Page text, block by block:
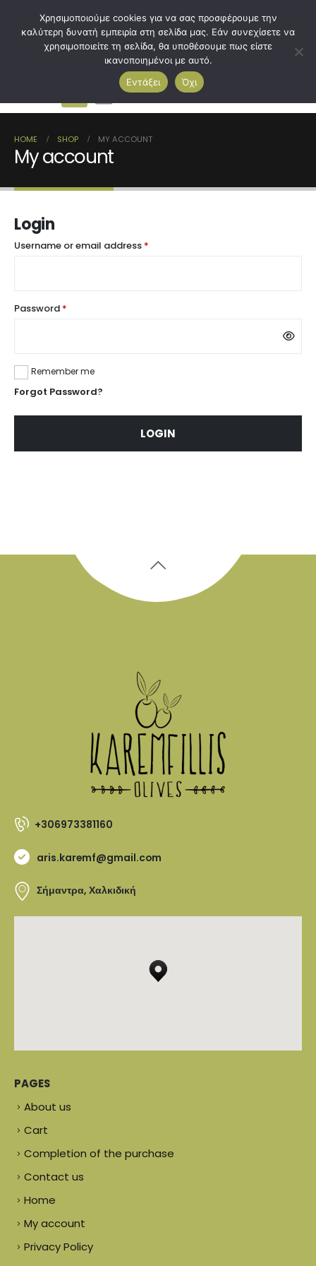
HOME SHOP MY ACCOUNT
My account
Login
Username or email address *
Password *
Remember me
Forgot Password?
LOGIN
+306973381160
aris.karemf@gmail.com
Σήμαντρα, Χαλκιδική
PAGES
About us
Cart
Completion of the purchase
Contact us
Home
My account
Privacy Policy
Χρησιμοποιούμε cookies για να σας προσφέρουμε την
καλύτερη δυνατή εμπειρία στη σελίδα μας. Εάν συνεχίσετε να
χρησιμοποιείτε τη σελίδα, θα υποθέσουμε πως είστε
ικανοποιημένοι με αυτό.
Εντάξει
Όχι